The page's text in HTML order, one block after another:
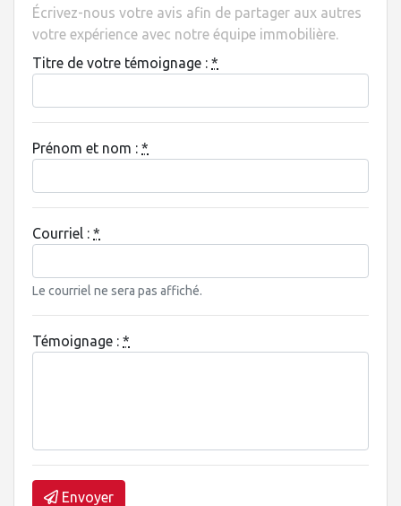
Écrivez-nous votre avis afin de partager aux autres
votre expérience avec notre équipe immobilière.
Titre de votre témoignage : *
Prénom et nom : *
Courriel : *
Le courriel ne sera pas affiché.
Témoignage : *
Envoyer